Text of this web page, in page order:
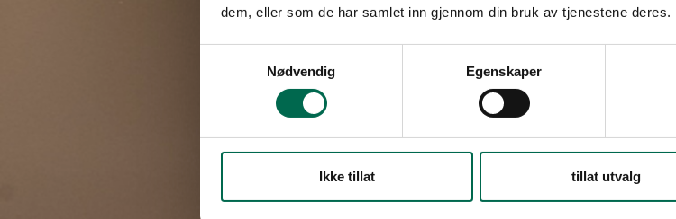
dem, eller som de har samlet inn gjennom din bruk av tjenestene deres.
Nødvendig
Egenskaper
Ikke tillat tillat utvalg